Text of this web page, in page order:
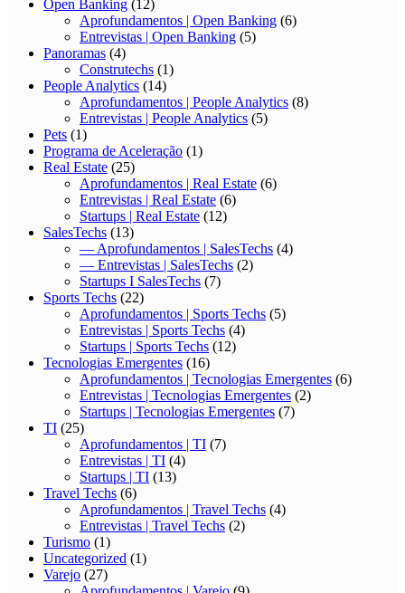
Open Banking (12)
Aprofundamentos | Open Banking (6)
Entrevistas | Open Banking (5)
Panoramas (4)
Construtechs (1)
People Analytics (14)
Aprofundamentos | People Analytics (8)
Entrevistas | People Analytics (5)
Pets (1)
Programa de Aceleração (1)
Real Estate (25)
Aprofundamentos | Real Estate (6)
Entrevistas | Real Estate (6)
Startups | Real Estate (12)
SalesTechs (13)
— Aprofundamentos | SalesTechs (4)
— Entrevistas | SalesTechs (2)
Startups I SalesTechs (7)
Sports Techs (22)
Aprofundamentos | Sports Techs (5)
Entrevistas | Sports Techs (4)
Startups | Sports Techs (12)
Tecnologias Emergentes (16)
Aprofundamentos | Tecnologias Emergentes (6)
Entrevistas | Tecnologias Emergentes (2)
Startups | Tecnologias Emergentes (7)
TI (25)
Aprofundamentos | TI (7)
Entrevistas | TI (4)
Startups | TI (13)
Travel Techs (6)
Aprofundamentos | Travel Techs (4)
Entrevistas | Travel Techs (2)
Turismo (1)
Uncategorized (1)
Varejo (27)